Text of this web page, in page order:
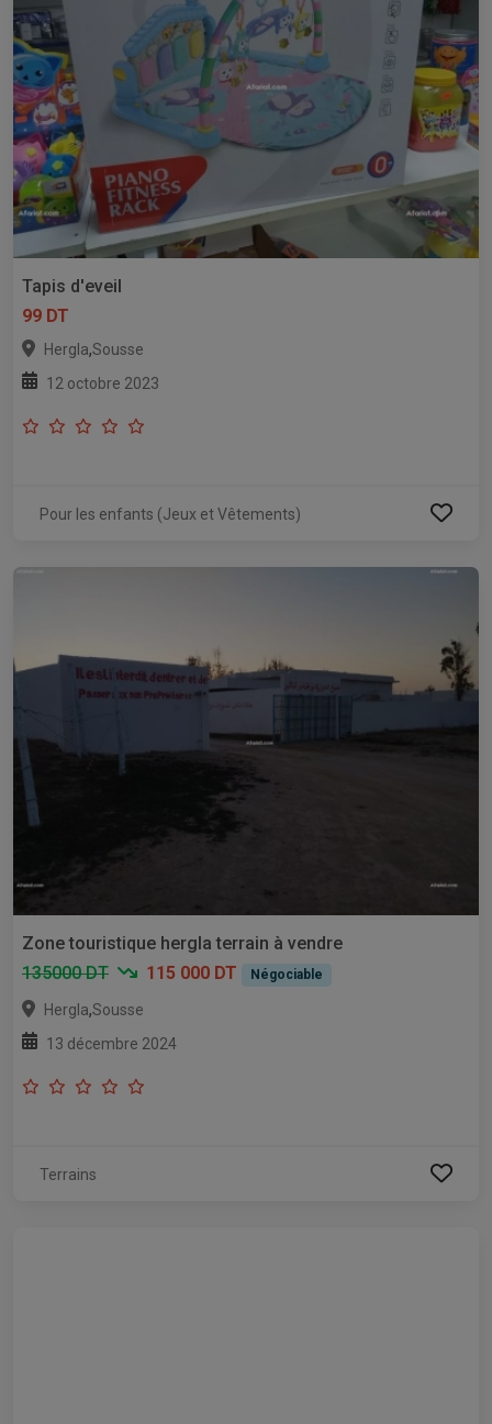
Tapis d'eveil
99 DT
Hergla,Sousse
12 octobre 2023
Pour les enfants (Jeux et Vêtements)
Zone touristique hergla terrain à vendre
135000 DT
115 000 DT Négociable
Hergla,Sousse
13 décembre 2024
Terrains